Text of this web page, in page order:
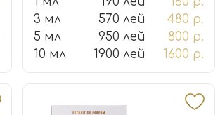
3 мл
570 лей
480 р.
5 мл
950 лей
800 р.
10 мл
1900 лей 1600 р.